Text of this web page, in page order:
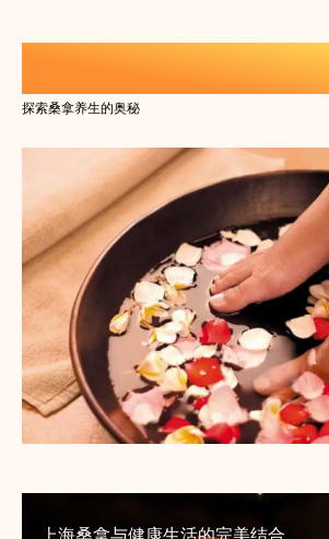
休闲生活养生知识
探索桑拿养生的奥秘